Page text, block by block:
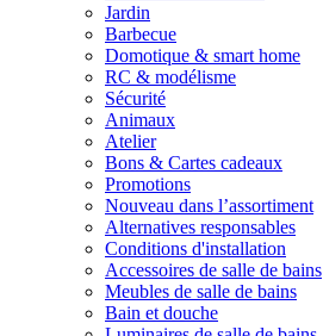
Jardin
Barbecue
Domotique & smart home
RC & modélisme
Sécurité
Animaux
Atelier
Bons & Cartes cadeaux
Promotions
Nouveau dans l’assortiment
Alternatives responsables
Conditions d'installation
Accessoires de salle de bains
Meubles de salle de bains
Bain et douche